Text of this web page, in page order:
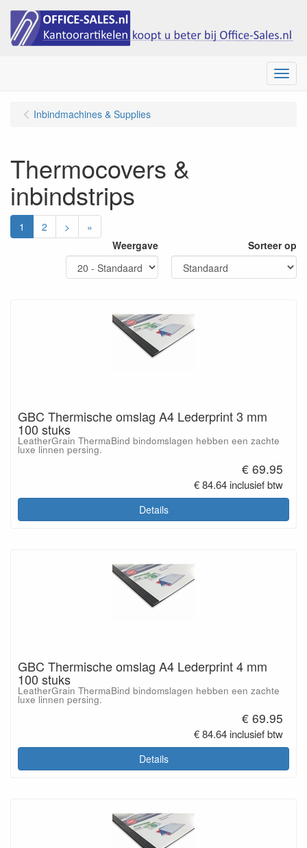
Menu
Inbindmachines & Supplies
Thermocovers &
inbindstrips
1 2 >
»
Weergave
Sorteer op
GBC Thermische omslag A4 Lederprint 3 mm
100 stuks
LeatherGrain ThermaBind bindomslagen hebben een zachte
luxe linnen persing.
€ 69.95
€ 84.64 inclusief btw
Details
GBC Thermische omslag A4 Lederprint 4 mm
100 stuks
LeatherGrain ThermaBind bindomslagen hebben een zachte
luxe linnen persing.
€ 69.95
€ 84.64 inclusief btw
Details